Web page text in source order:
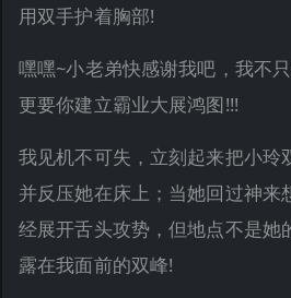
用双手护着胸部!
嘿嘿~小老弟快感谢我吧，我不
更要你建立霸业大展鸿图!!!
我见机不可失，立刻起来把小玲
并反压她在床上；当她回过神来
经展开舌头攻势，但地点不是她
露在我面前的双峰!